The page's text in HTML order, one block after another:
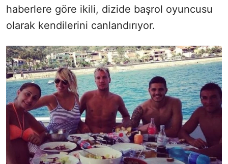
haberlere göre ikili, dizide başrol oyuncusu
olarak kendilerini canlandırıyor.